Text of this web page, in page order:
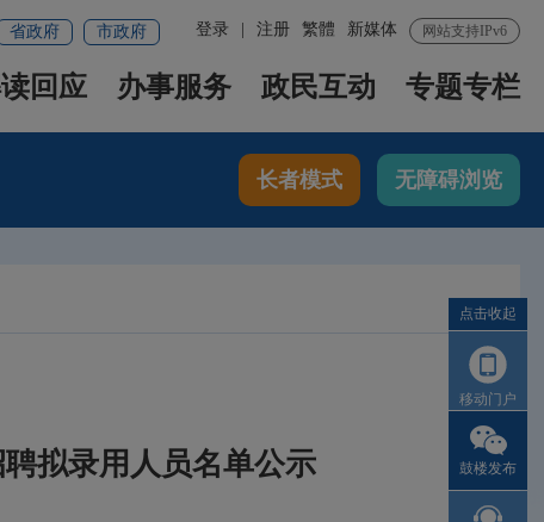
网站支持IPv6
新媒体
繁體
登录 注册
省政府 市政府
回应 办事服务 政民互动 专题专栏
长者模式 无障碍浏览
拟录用人员名单公示
点击收起
移动门户
鼓楼发布